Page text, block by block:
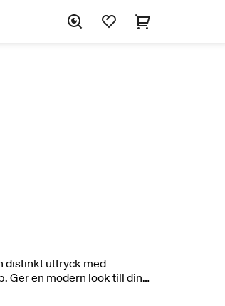
distinkt uttryck med
Ger en modern look till din